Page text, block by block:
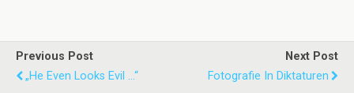
Previous Post
„He Even Looks Evil ...“
Next Post
Fotografie In Diktaturen